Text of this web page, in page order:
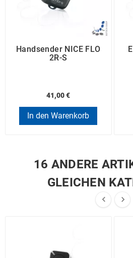
Handsender NICE FLO
2R-S
41,00 €
In den Warenkorb
16 ANDERE
GLEICHEN
 